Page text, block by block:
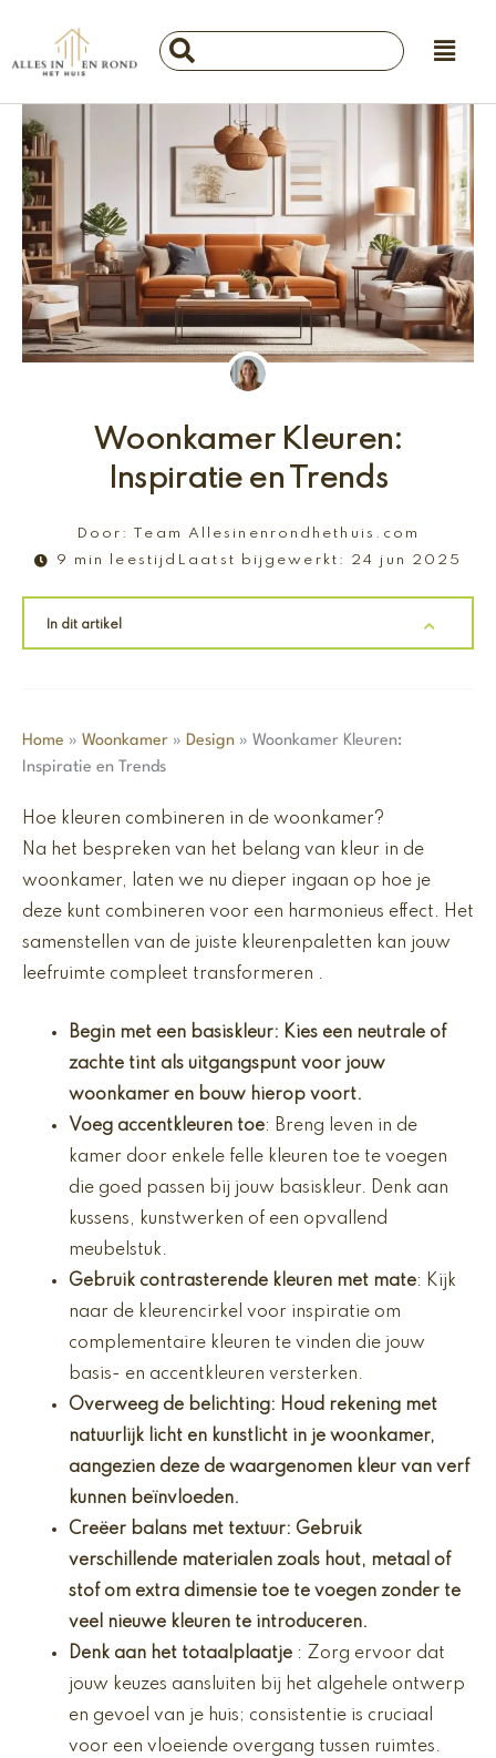
de
Main
Menu
Search
...
Woonkamer Kleuren:
Inspiratie en Trends
Door:
Team Allesinenrondhethuis.com
9 min leestijd Laatst bijgewerkt: 24 jun 2025
In dit artikel
Home » Woonkamer » Design » Woonkamer Kleuren:
Inspiratie en Trends
Hoe kleuren combineren in de woonkamer?
Na het bespreken van het belang van kleur in de
woonkamer, laten we nu dieper ingaan op hoe je
deze kunt combineren voor een harmonieus effect. Het
samenstellen van de juiste kleurenpaletten kan jouw
leefruimte compleet transformeren .
Begin met een basiskleur: Kies een neutrale of
zachte tint als uitgangspunt voor jouw
woonkamer en bouw hierop voort.
Voeg accentkleuren toe: Breng leven in de
kamer door enkele felle kleuren toe te voegen
die goed passen bij jouw basiskleur. Denk aan
kussens, kunstwerken of een opvallend
meubelstuk.
Gebruik contrasterende kleuren met mate: Kijk
naar de kleurencirkel voor inspiratie om
complementaire kleuren te vinden die jouw
basis- en accentkleuren versterken.
Overweeg de belichting: Houd rekening met
natuurlijk licht en kunstlicht in je woonkamer,
aangezien deze de waargenomen kleur van verf
kunnen beïnvloeden.
Creëer balans met textuur: Gebruik
verschillende materialen zoals hout, metaal of
stof om extra dimensie toe te voegen zonder te
veel nieuwe kleuren te introduceren.
Denk aan het totaalplaatje : Zorg ervoor dat
jouw keuzes aansluiten bij het algehele ontwerp
en gevoel van je huis; consistentie is cruciaal
voor een vloeiende overgang tussen ruimtes.